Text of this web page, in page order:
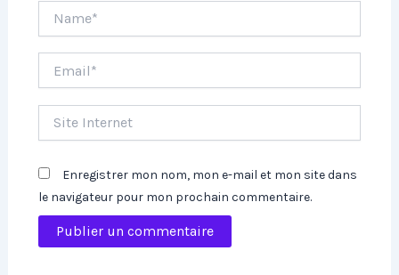
Internet
Enregistrer mon nom, mon e-mail et mon site dans
le navigateur pour mon prochain commentaire.